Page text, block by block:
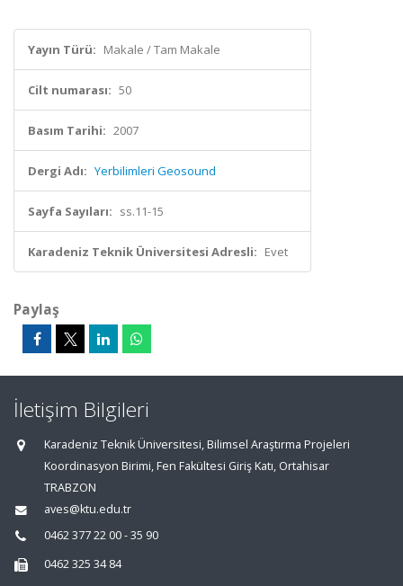
Yayın Türü: Makale / Tam Makale
Cilt numarası: 50
Basım Tarihi: 2007
Dergi Adı: Yerbilimleri Geosound
Sayfa Sayıları: ss.11-15
Karadeniz Teknik Üniversitesi Adresli: Evet
Paylaş
İletişim Bilgileri
Karadeniz Teknik Üniversitesi, Bilimsel Araştırma Projeleri
Koordinasyon Birimi, Fen Fakültesi Giriş Katı, Ortahisar
TRABZON
aves@ktu.edu.tr
0462 377 22 00 - 35 90
0462 325 34 84